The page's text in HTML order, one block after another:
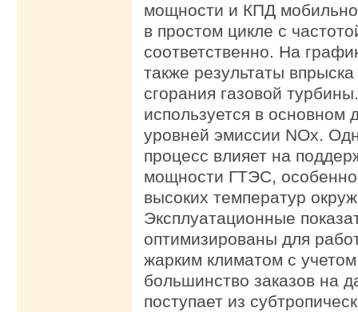
мощности и КПД
в простом цикле с
соответственно. На
также результаты
сгорания газовой
используется в основном
уровней эмиссии NOx.
процесс влияет на
мощности ГТЭС, особенно
высоких температур
Эксплуатационные
оптимизированы для
жарким климатом с учетом
большинство заказов на
поступает из